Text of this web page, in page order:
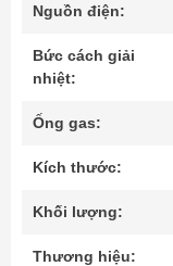
Nguồn điện:
Bức cách giải
nhiệt:
Ống gas:
Kích thước:
Khối lượng:
Thương hiệu: